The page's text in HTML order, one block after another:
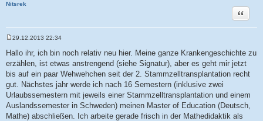
Nitsrek
Zitat
e
i
t
a
g
29.12.2013 22:34
Hallo ihr, ich bin noch relativ neu hier. Meine ganze Krankengeschichte zu
erzählen, ist etwas anstrengend (siehe Signatur), aber es geht mir jetzt
bis auf ein paar Wehwehchen seit der 2. Stammzelltransplantation recht
gut. Nächstes jahr werde ich nach 16 Semestern (inklusive zwei
Urlaubssemestern mit jeweils einer Stammzelltransplantation und einem
Auslandssemester in Schweden) meinen Master of Education (Deutsch,
Mathe) abschließen. Ich arbeite gerade frisch in der Mathedidaktik als